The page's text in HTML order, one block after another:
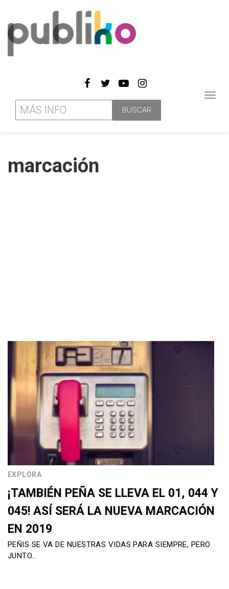
marcación
EXPLORA
¡TAMBIÉN PEÑA SE LLEVA EL 01, 044 Y
045! ASÍ SERÁ LA NUEVA MARCACIÓN
EN 2019
PEÑIS SE VA DE NUESTRAS VIDAS PARA SIEMPRE, PERO
JUNTO…